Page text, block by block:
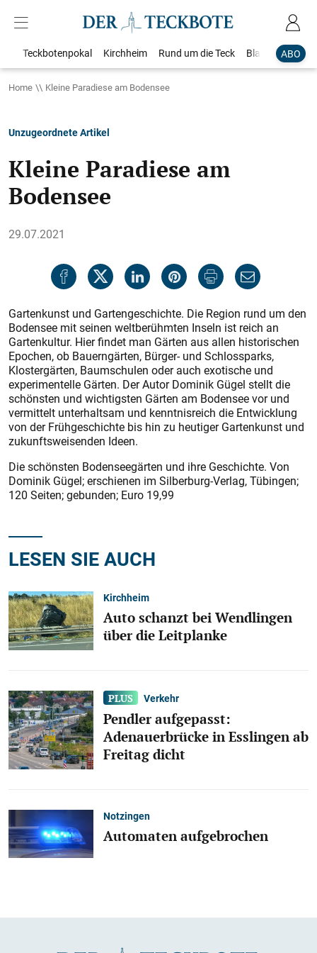
ABO
Teckbotenpokal Kirchheim Rund um die Teck Blaulicht
Home Kleine Paradiese am Bodensee
Unzugeordnete Artikel
Kleine Paradiese am
Bodensee
29.07.2021
Gartenkunst und Gartengeschichte. Die Region rund um den
Bodensee mit seinen weltberühmten Inseln ist reich an
Gartenkultur. Hier findet man Gärten aus allen historischen
Epochen, ob Bauerngärten, Bürger- und Schlossparks,
Klostergärten, Baumschulen oder auch exotische und
experimentelle Gärten. Der Autor Dominik Gügel stellt die
schönsten und wichtigsten Gärten am Bodensee vor und
vermittelt unterhaltsam und kenntnisreich die Entwicklung
von der Frühgeschichte bis hin zu heutiger Gartenkunst und
zukunftsweisenden Ideen.
Die schönsten Bodenseegärten und ihre Geschichte. Von
Dominik Gügel; erschienen im Silberburg-Verlag, Tübingen;
120 Seiten; gebunden; Euro 19,99
LESEN SIE AUCH
Kirchheim
Auto schanzt bei Wendlingen
über die Leitplanke
Verkehr
Pendler aufgepasst:
Adenauerbrücke in Esslingen ab
Freitag dicht
Notzingen
Automaten aufgebrochen